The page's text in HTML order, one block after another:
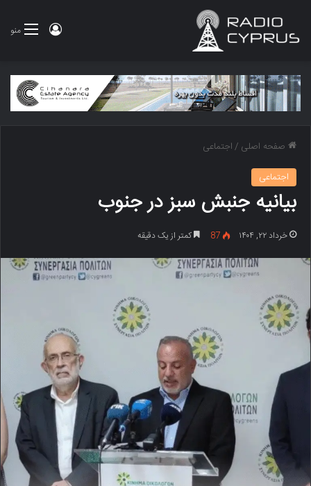
منو ورود
صفحه اصلی /اجتماعی
اجتماعی
بیانیه جنبش سبز در جنوب
خرداد ۲۲, ۱۴۰۴ 87 کمتر از یک دقیقه